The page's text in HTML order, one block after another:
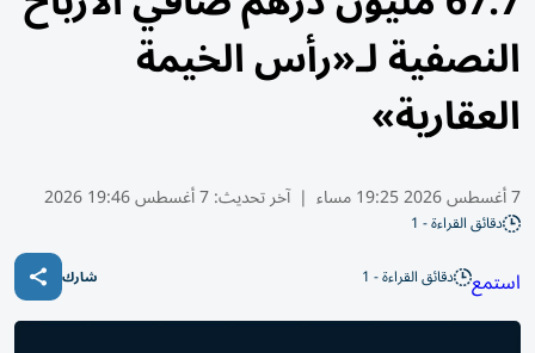
النصفية لـ«رأس الخيمة
العقارية»
7 أغسطس 2026 19:25 مساء | آخر تحديث:7 أغسطس 19:46 2026
دقائق القراءة - 1
استمع دقائق القراءة - 1 شارك